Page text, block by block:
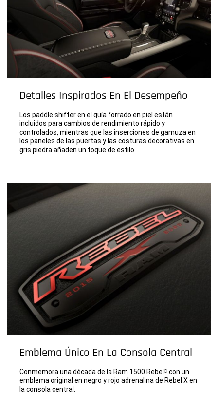
Detalles Inspirados En El Desempeño
Los paddle shifter en el guía forrado en piel están
incluidos para cambios de rendimiento rápido y
controlados, mientras que las inserciones de gamuza en
los paneles de las puertas y las costuras decorativas en
gris piedra añaden un toque de estilo.
Emblema Único En La Consola Central
Conmemora una década de la Ram 1500 Rebel ® con un
emblema original en negro y rojo adrenalina de Rebel X en
la consola central.